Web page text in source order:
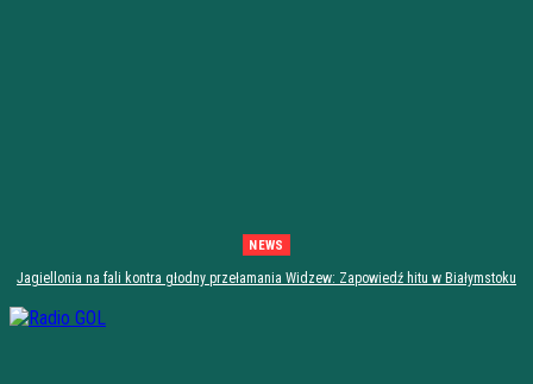
NEWS
Jagiellonia na fali kontra głodny przełamania Widzew: Zapowiedź hitu w Białymstoku